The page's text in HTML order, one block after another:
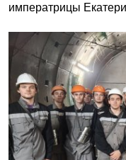
императрицы